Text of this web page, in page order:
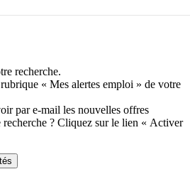
recherche.
« Mes alertes emploi » de votre
par e-mail les nouvelles offres
recherche ? Cliquez sur le lien « Activer